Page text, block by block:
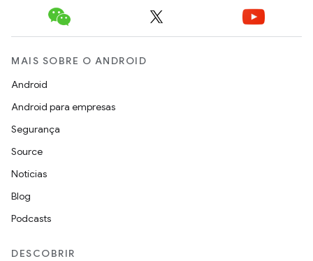
MAIS SOBRE O ANDROID
Android
Android para empresas
Segurança
Source
Notícias
Blog
Podcasts
DESCOBRIR